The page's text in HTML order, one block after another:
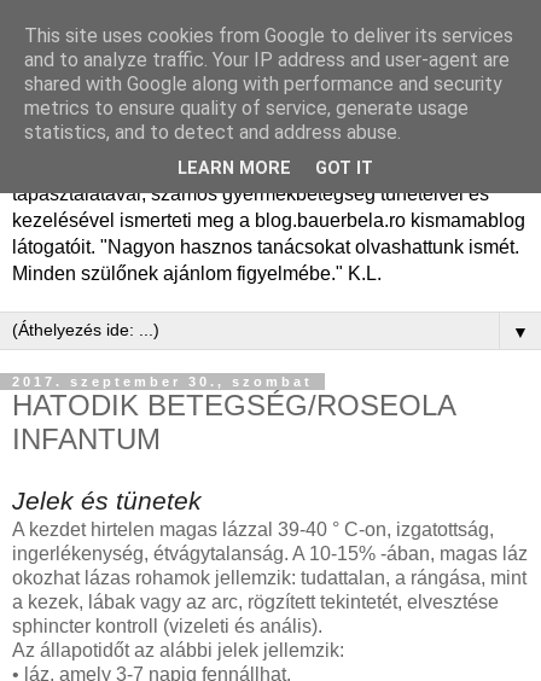
Dr. Bauer Béla Ph.D.
gyermekgyógyász
Dr. Bauer Béla Ph.D. gyermekgyógyász főorvos, 50 éves
tapasztalatával, számos gyermekbetegség tüneteivel és
kezelésével ismerteti meg a blog.bauerbela.ro kismamablog
látogatóit. "Nagyon hasznos tanácsokat olvashattunk ismét.
Minden szülőnek ajánlom figyelmébe." K.L.
▼
2017. szeptember 30., szombat
HATODIK BETEGSÉG/ROSEOLA
INFANTUM
Jelek és tünetek
A kezdet hirtelen magas lázzal 39-40 ° C-on, izgatottság,
ingerlékenység, étvágytalanság. A 10-15% -ában, magas láz
okozhat lázas rohamok jellemzik: tudattalan, a rángása, mint
a kezek, lábak vagy az arc, rögzített tekintetét, elvesztése
sphincter kontroll (vizeleti és anális).
Az állapotidőt az alábbi jelek jellemzik:
• láz, amely 3-7 napig fennállhat,
This site uses cookies from Google to deliver its services
and to analyze traffic. Your IP address and user-agent are
shared with Google along with performance and security
metrics to ensure quality of service, generate usage
statistics, and to detect and address abuse.
LEARN MORE GOT IT